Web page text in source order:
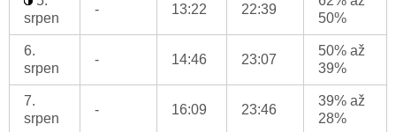
srpen
- 13:22 22:39
50%
6.
srpen
- 14:46 23:07
50% až
39%
7.
srpen
- 16:09 23:46
39% až
28%